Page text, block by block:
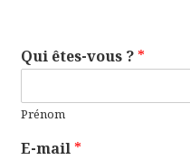
Qui êtes-vous ? *
Prénom
E-mail *